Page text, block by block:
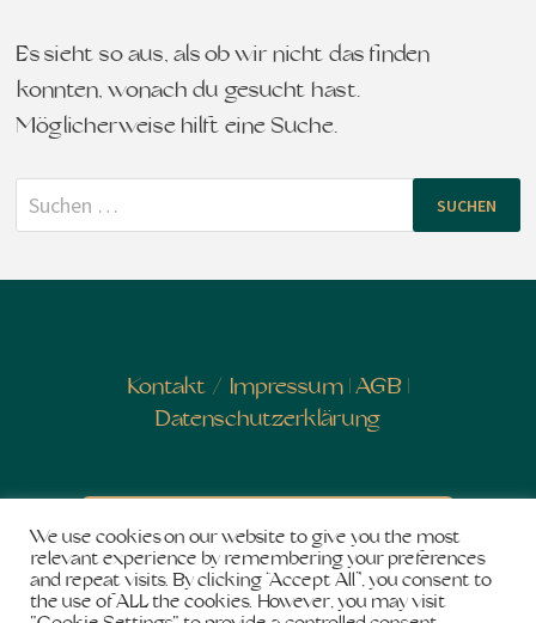
Es sieht so aus, als ob wir nicht das finden
konnten, wonach du gesucht hast.
Möglicherweise hilft eine Suche.
Suchen
nach:
Kontakt / Impressum| AGB|
Datenschutzerklärung
Newsletter abonnieren
We use cookies on our website to give you the most
relevant experience by remembering your preferences
and repeat visits. By clicking “Accept All”, you consent to
the use of ALL the cookies. However, you may visit